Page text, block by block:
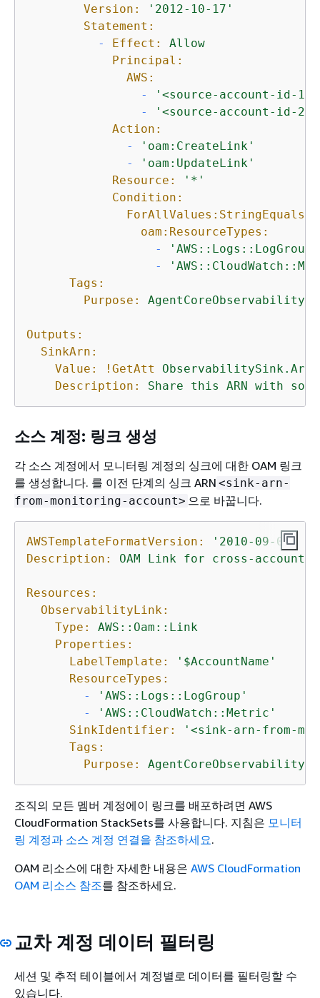
Version:
'2012-10-17'
Statement:
-
Effect:
Allow
Principal:
AWS:
-
'<source-account-id-1>'
-
'<source-account-id-2>'
Action:
-
'oam:CreateLink'
-
'oam:UpdateLink'
Resource:
'*'
Condition:
ForAllValues:StringEquals:
oam:ResourceTypes:
-
'AWS::Logs::LogGroup'
-
Tags:
Purpose:
AgentCoreObservability
Outputs:
SinkArn:
Value:
!GetAtt
ObservabilitySink.Arn
Description:
Share this ARN with
소스 계정: 링크 생성
각 소스 계정에서 모니터링 계정의 싱크에 대한 OAM 링크
를 생성합니다. 를 이전 단계의 싱크 ARN <sink-arn-
from-monitoring-account> 으로 바꿉니다.
AWSTemplateFormatVersion:
'2010-09-09'
Description:
OAM Link for cross-account
Resources:
ObservabilityLink:
Type:
AWS::Oam::Link
Properties:
LabelTemplate:
'$AccountName'
ResourceTypes:
-
'AWS::Logs::LogGroup'
-
'AWS::CloudWatch::Metric'
SinkIdentifier:
'<sink-arn-from-
Tags:
Purpose:
AgentCoreObservability
조직의 모든 멤버 계정에이 링크를 배포하려면 AWS
CloudFormation StackSets를 사용합니다. 지침은 모니터
링 계정과 소스 계정 연결을 참조하세요.
OAM 리소스에 대한 자세한 내용은 AWS CloudFormation
OAM 리소스 참조를 참조하세요.
교차 계정 데이터 필터링
세션 및 추적 테이블에서 계정별로 데이터를 필터링할 수
있습니다.